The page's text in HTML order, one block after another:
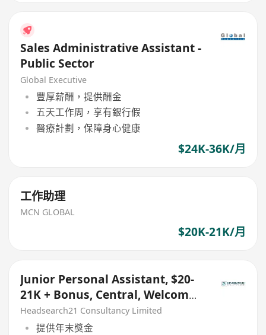
Sales Administrative Assistant -
Public Sector
Global Executive
豐厚薪酬，提供酬金
五天工作周，享有銀行假
醫療計劃，保障身心健康
$24K-36K/月
工作助理
MCN GLOBAL
$20K-21K/月
Junior Personal Assistant, $20-
21K + Bonus, Central, Welcome
Fresh Graduates!
Headsearch21 Consultancy Limited
提供年末獎金